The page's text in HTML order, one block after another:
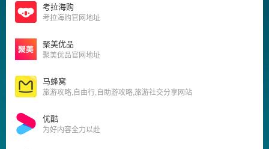
考拉海购
考拉海购官网地址
聚美优品
聚美优品官网地址
马蜂窝
旅游攻略,自由行,自助游攻略,旅游社交分享网站
优酷
为好内容全力以赴